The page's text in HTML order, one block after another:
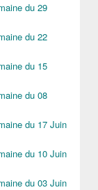
du 29
du 22
du 15
du 08
du 17 Juin
du 10 Juin
du 03 Juin